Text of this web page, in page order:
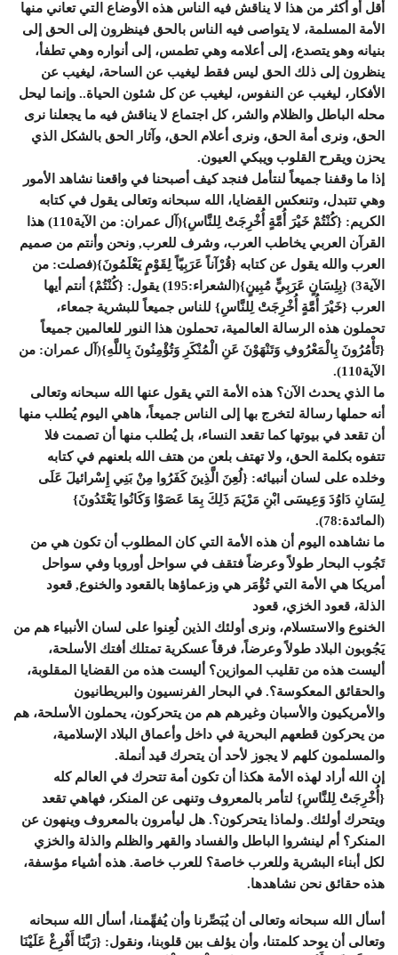
أقل أو أكثر من هذا لا يناقش فيه الناس هذه الأوضاع التي تعاني منها
الأمة المسلمة، لا يتواصى فيه الناس بالحق فينظرون إلى الحق إلى
بنيانه وهو يتصدع، إلى أعلامه وهي تطمس، إلى أنواره وهي تطفأ،
ينظرون إلى ذلك الحق ليس فقط ليغيب عن الساحة، ليغيب عن
الأفكار، ليغيب عن النفوس، ليغيب عن كل شئون الحياة.. وإنما ليحل
محله الباطل والظلام والشر، كل اجتماع لا يناقش فيه ما يجعلنا نرى
الحق، ونرى أمة الحق، ونرى أعلام الحق، وآثار الحق بالشكل الذي
يحزن ويقرح القلوب ويبكي العيون.
إذا ما وقفنا جميعاً لنتأمل فنجد كيف أصبحنا في واقعنا نشاهد الأمور
وهي تتبدل، وتنعكس القضايا، الله سبحانه وتعالى يقول في كتابه
الكريم: {كُنْتُمْ خَيْرَ أُمَّةٍ أُخْرِجَتْ لِلنَّاسِ}(آل عمران: من الآية110) هذا
القرآن العربي يخاطب العرب، وشرف للعرب, ونحن وأنتم من صميم
العرب والله يقول عن كتابه {قُرْآناً عَرَبِيّاً لِقَوْمٍ يَعْلَمُونَ}(فصلت: من
الآية3) {بِلِسَانٍ عَرَبِيٍّ مُبِينٍ}(الشعراء:195) يقول: {كُنْتُمْ} أنتم أيها
العرب {خَيْرَ أُمَّةٍ أُخْرِجَتْ لِلنَّاسِ} للناس جميعاً للبشرية جمعاء،
تحملون هذه الرسالة العالمية، تحملون هذا النور للعالمين جميعاً
{تَأْمُرُونَ بِالْمَعْرُوفِ وَتَنْهَوْنَ عَنِ الْمُنْكَرِ وَتُؤْمِنُونَ بِاللَّهِ}(آل عمران: من
الآية110).
ما الذي يحدث الآن؟ هذه الأمة التي يقول عنها الله سبحانه وتعالى
أنه حملها رسالة لتخرج بها إلى الناس جميعاً، هاهي اليوم يُطلب منها
أن تقعد في بيوتها كما تقعد النساء، بل يُطلب منها أن تصمت فلا
تتفوه بكلمة الحق، ولا تهتف بلعن من هتف الله بلعنهم في كتابه
وخلده على لسان أنبيائه: {لُعِنَ الَّذِينَ كَفَرُوا مِنْ بَنِي إِسْرائيلَ عَلَى
لِسَانِ دَاوُدَ وَعِيسَى ابْنِ مَرْيَمَ ذَلِكَ بِمَا عَصَوْا وَكَانُوا يَعْتَدُونَ}
(المائدة:78).
ما نشاهده اليوم أن هذه الأمة التي كان المطلوب أن تكون هي من
تَجُوب البحار طولاً وعرضاً فتقف في سواحل أوروبا وفي سواحل
أمريكا هي الأمة التي تُؤْمَر هي وزعماؤها بالقعود والخنوع, قعود
الذلة، قعود الخزي، قعود
الخنوع والاستسلام، ونرى أولئك الذين لُعِنوا على لسان الأنبياء هم من
يَجُوبون البلاد طولاً وعرضاً، فرقاً عسكرية تمتلك أفتك الأسلحة،
أليست هذه من تقليب الموازين؟ أليست هذه من القضايا المقلوبة،
والحقائق المعكوسة؟. في البحار الفرنسيون والبريطانيون
والأمريكيون والأسبان وغيرهم هم من يتحركون، يحملون الأسلحة، هم
من يحركون قطعهم البحرية في داخل وأعماق البلاد الإسلامية،
والمسلمون كلهم لا يجوز لأحد أن يتحرك قيد أنملة.
إن الله أراد لهذه الأمة هكذا أن تكون أمة تتحرك في العالم كله
{أُخْرِجَتْ لِلنَّاسِ} لتأمر بالمعروف وتنهى عن المنكر، فهاهي تقعد
ويتحرك أولئك. ولماذا يتحركون؟. هل ليأمرون بالمعروف وينهون عن
المنكر؟ أم لينشروا الباطل والفساد والقهر والظلم والذلة والخزي
لكل أبناء البشرية وللعرب خاصة؟ للعرب خاصة. هذه أشياء مؤسفة،
هذه حقائق نحن نشاهدها.
أسأل الله سبحانه وتعالى أن يُبَصِّرنا وأن يُفهِّمنا، أسأل الله سبحانه
وتعالى أن يوحد كلمتنا، وأن يؤلف بين قلوبنا، ونقول: {رَبَّنَا أَفْرِغْ عَلَيْنَا